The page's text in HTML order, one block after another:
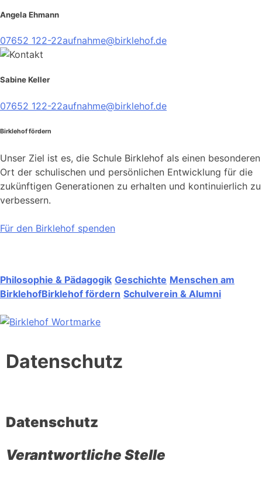
Angela Ehmann
07652 122-22aufnahme@birklehof.de
Sabine Keller
07652 122-22aufnahme@birklehof.de
Birklehof fördern
Unser Ziel ist es, die Schule Birklehof als einen besonderen
Ort der schulischen und persönlichen Entwicklung für die
zukünftigen Generationen zu erhalten und kontinuierlich zu
verbessern.
Für den Birklehof spenden
Philosophie & Pädagogik Geschichte Menschen am
BirklehofBirklehof fördern Schulverein & Alumni
Datenschutz
Datenschutz
Verantwortliche Stelle